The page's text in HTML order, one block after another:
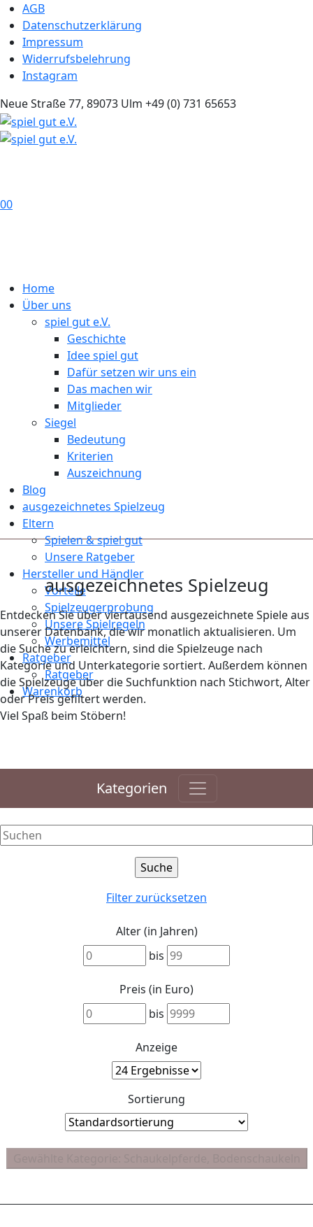
AGB
Datenschutzerklärung
Impressum
Widerrufsbelehrung
Instagram
Neue Straße 77, 89073 Ulm +49 (0) 731 65653
00
Home
Über uns
spiel gut e.V.
Geschichte
Idee spiel gut
Dafür setzen wir uns ein
Das machen wir
Mitglieder
Siegel
Bedeutung
Kriterien
Auszeichnung
Blog
ausgezeichnetes Spielzeug
Eltern
Spielen & spiel gut
Unsere Ratgeber
Hersteller und Händler
Vorteile
Spielzeugerprobung
Unsere Spielregeln
Werbemittel
Ratgeber
Ratgeber
Warenkorb
ausgezeichnetes Spielzeug
Entdecken Sie über viertausend ausgezeichnete Spiele aus
unserer Datenbank, die wir monatlich aktualisieren. Um
die Suche zu erleichtern, sind die Spielzeuge nach
Kategorie und Unterkategorie sortiert. Außerdem können
die Spielzeuge über die Suchfunktion nach Stichwort, Alter
oder Preis gefiltert werden.
Viel Spaß beim Stöbern!
Kategorien
Filter zurücksetzen
Alter (in Jahren)
bis
Preis (in Euro)
bis
Anzeige
Sortierung